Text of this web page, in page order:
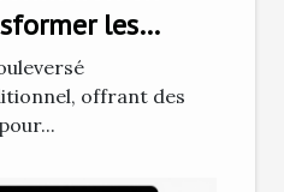
les
offrant des